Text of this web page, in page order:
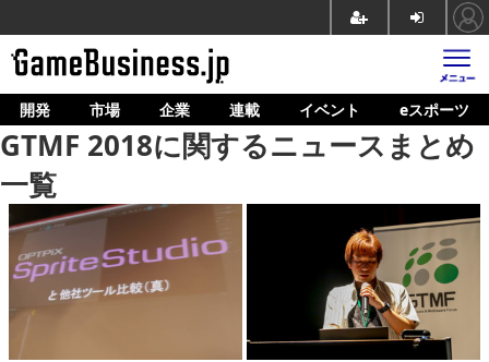
ホーム
ゲーム開発
市場
マネタイズ
企業動向
人材育成
開発 市場 企業 連載 イベント eスポーツ
GTMF 2018に関するニュースまとめ
一覧